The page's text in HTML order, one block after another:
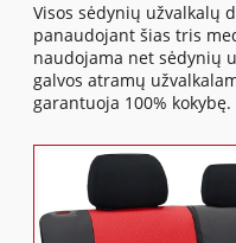
Visos sėdynių užvalkalų
panaudojant šias tris
naudojama net sėdynių
galvos atramų
garantuoja 100% kokybę.